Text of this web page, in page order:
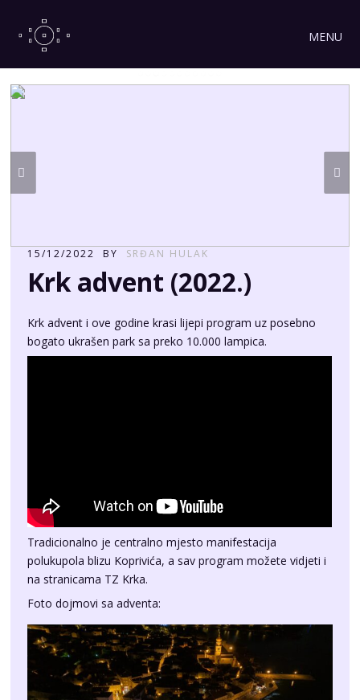
MENU
15/12/2022 BY SRĐAN HULAK
Krk advent (2022.)
Krk advent i ove godine krasi lijepi program uz posebno
bogato ukrašen park sa preko 10.000 lampica.
Tradicionalno je centralno mjesto manifestacija
polukupola blizu Koprivića, a sav program možete vidjeti i
na stranicama TZ Krka.
Foto dojmovi sa adventa: